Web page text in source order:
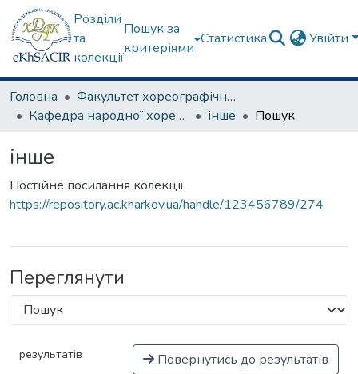
Розділи
та
колекції
Пошук за
критеріями
Статистика Увійти
Головна
Факультет хореографічного мистецтва
Кафедра народної хореографії та теорії танцю
інше Пошук
інше
Постійне посилання колекції
https://repository.ac.kharkov.ua/handle/123456789/274
Переглянути
результатів Повернутись до результатів